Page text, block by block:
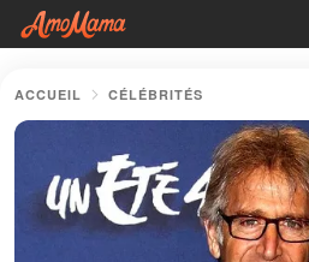
ACCUEIL CÉLÉBRITÉS